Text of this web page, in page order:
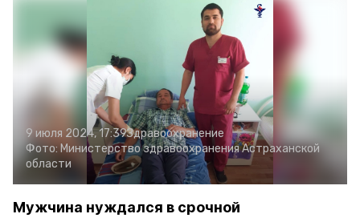
9 июля 2024, 17:39Здравоохранение
Фото:Министерство здравоохранения Астраханской
области
Мужчина нуждался в срочной